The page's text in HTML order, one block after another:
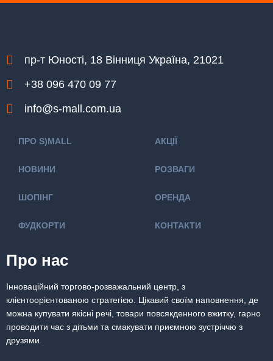
пр-т Юності, 18 Вінниця Україна, 21021
+38 096 470 09 77
info@s-mall.com.ua
ПРО S)MALL
НОВИНИ
ШОПІНГ
ФУДКОРТИ
АКЦІЇ
РОЗВАГИ
ОРЕНДА
КОНТАКТИ
Про нас
Інноваційний торгово-розважальний центр, з
клієнтоорієнтованою стратегією. Цікавий своїм наповнення, де
можна купувати якісні речі, товари повсякденного вжитку, гарно
проводити час з дітьми та смакувати приємною зустріччю з
друзями.